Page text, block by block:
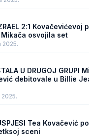
2:1 Kovačevićevoj
osvojila set
2025.
U DRUGOJ GRUPI
debitovale u Billie
2025.
Tea Kovačević
sceni